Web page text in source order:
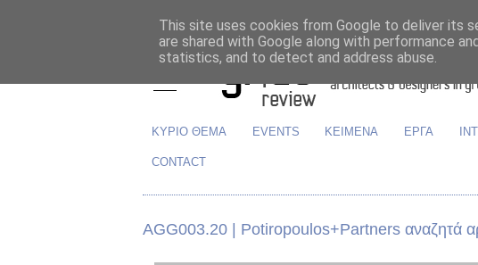
ΚΥΡΙΟ ΘΕΜΑ EVENTS ΚΕΙΜΕΝΑ ΕΡΓΑ
CONTACT
AGG003.20 | Potiropoulos+Partners αναζητά
This site uses cookies from Google to deliver its
are shared with Google along with performance
statistics, and to detect and address abuse.